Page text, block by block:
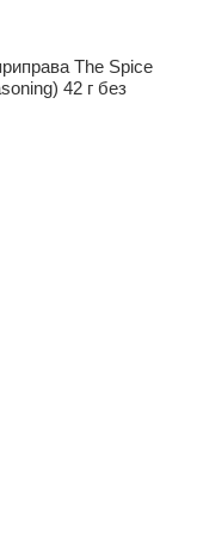
The Spice
42 г без